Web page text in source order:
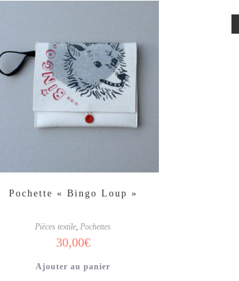
Pochette « Bingo Loup »
Pièces textile,Pochettes
30,00€
Ajouter au panier